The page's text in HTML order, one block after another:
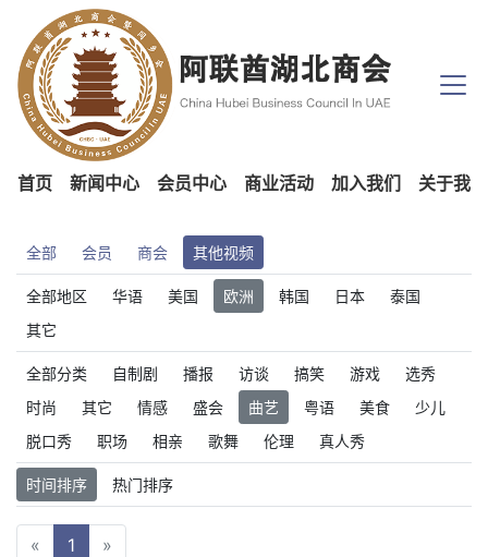
首页 新闻中心 会员中心 商业活动 加入我们 关于我们
全部 会员 商会 其他视频
全部地区 华语 美国 欧洲 韩国 日本
泰国
其它
全部分类 自制剧 播报 访谈 搞笑 游戏
选秀
时尚
其它 情感 盛会 曲艺 粤语 美食
少儿
脱口秀
职场 相亲 歌舞 伦理 真人秀
时间排序 热门排序
« 1 »